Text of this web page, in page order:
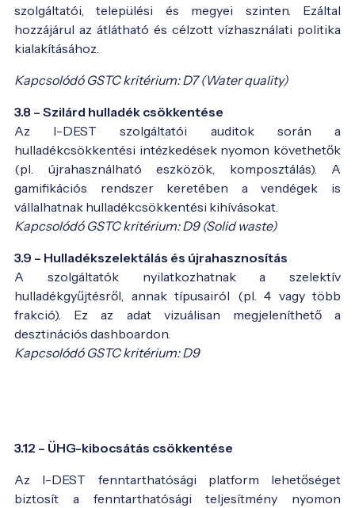
szolgáltatói, települési és megyei szinten. Ezáltal
hozzájárul az átlátható és célzott vízhasználati politika
kialakításához.
Kapcsolódó GSTC kritérium: D7 (Water quality)
3.8 – Szilárd hulladék csökkentése
Az I-DEST szolgáltatói auditok során a
hulladékcsökkentési intézkedések nyomon követhetők
(pl. újrahasználható eszközök, komposztálás). A
gamifikációs rendszer keretében a vendégek is
vállalhatnak hulladékcsökkentési kihívásokat.
Kapcsolódó GSTC kritérium: D9 (Solid waste)
3.9 – Hulladékszelektálás és újrahasznosítás
A szolgáltatók nyilatkozhatnak a szelektív
hulladékgyűjtésről, annak típusairól (pl. 4 vagy több
frakció). Ez az adat vizuálisan megjeleníthető a
desztinációs dashboardon.
Kapcsolódó GSTC kritérium: D9
3.12 – ÜHG-kibocsátás csökkentése
Az I-DEST fenntarthatósági platform lehetőséget
biztosít a fenntarthatósági teljesítmény nyomon